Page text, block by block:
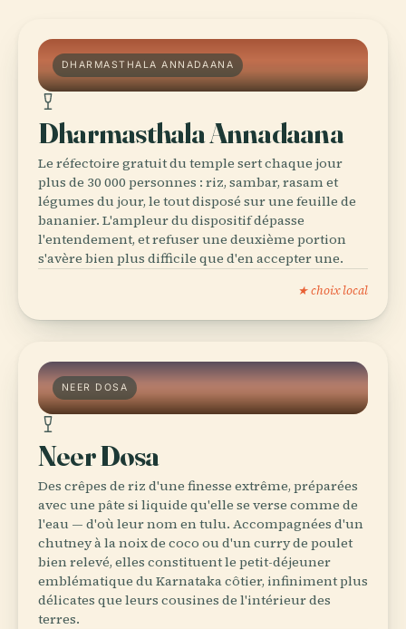
DHARMASTHALA ANNADAANA
Dharmasthala Annadaana
Le réfectoire gratuit du temple sert chaque jour
plus de 30 000 personnes : riz, sambar, rasam et
légumes du jour, le tout disposé sur une feuille de
bananier. L'ampleur du dispositif dépasse
l'entendement, et refuser une deuxième portion
s'avère bien plus difficile que d'en accepter une.
★ choix local
NEER DOSA
Neer Dosa
Des crêpes de riz d'une finesse extrême, préparées
avec une pâte si liquide qu'elle se verse comme de
l'eau — d'où leur nom en tulu. Accompagnées d'un
chutney à la noix de coco ou d'un curry de poulet
bien relevé, elles constituent le petit-déjeuner
emblématique du Karnataka côtier, infiniment plus
délicates que leurs cousines de l'intérieur des
terres.